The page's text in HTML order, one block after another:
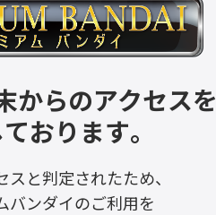
からのアクセスを
おります。
と判定されたため、
バンダイのご利用を